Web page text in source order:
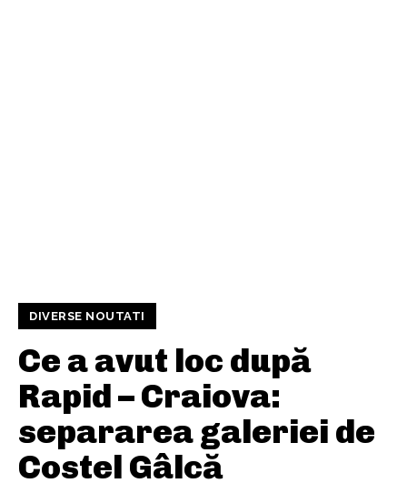
DIVERSE NOUTATI
Ce a avut loc după
Rapid – Craiova:
separarea galeriei de
Costel Gâlcă